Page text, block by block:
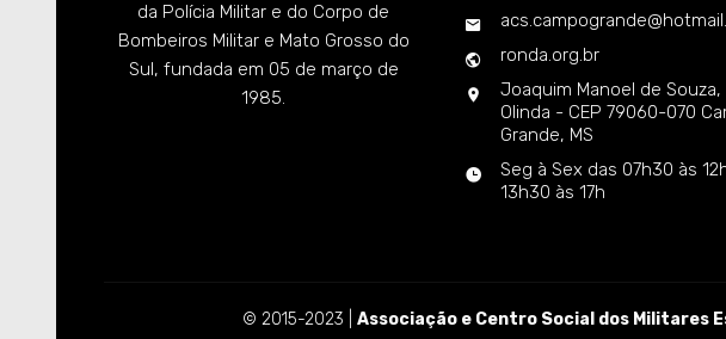
da Polícia Militar e do Corpo de
Bombeiros Militar e Mato Grosso do
Sul, fundada em 05 de março de
1985.
ronda.org.br
Joaquim Manoel de Souza,
Olinda - CEP 79060-070
Grande, MS
Seg à Sex das 07h30 às
13h30 às 17h
© 2015-2023 | Associação e Centro Social dos Militares